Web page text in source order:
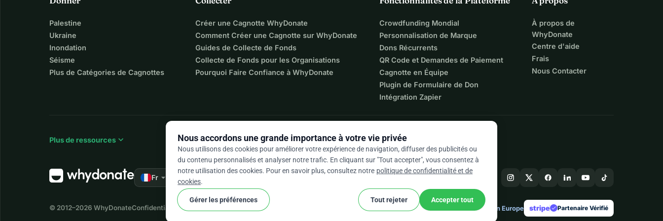
Palestine
Ukraine
Inondation
Séisme
Plus de Catégories de Cagnottes
Créer une Cagnotte WhyDonate
Comment Créer une Cagnotte sur WhyDonate
Guides de Collecte de Fonds
Collecte de Fonds pour les Organisations
Pourquoi Faire Confiance à WhyDonate
Crowdfunding Mondial
Personnalisation de Marque
Dons Récurrents
QR Code et Demandes de Paiement
Cagnotte en Équipe
Plugin de Formulaire de Don
Intégration Zapier
À propos de
WhyDonate
Centre d'aide
Frais
Nous Contacter
Plus de ressources expand_more
Fr arrow_drop_down ★★★★★ 4,9 / 5 sur la base de 500+ avis
© 2012–2026 WhyDonateConfidentialité et cookies Conditions générales Paramètres Des Cookies Conçu en Europe stripe check Partenaire Vérifié
Nous accordons une grande importance à votre vie privée
Nous utilisons des cookies pour améliorer votre expérience de navigation, diffuser des publicités ou
du contenu personnalisés et analyser notre trafic. En cliquant sur "Tout accepter", vous consentez à
notre utilisation des cookies. Pour en savoir plus, consultez notre politique de confidentialité et de
cookies.
Gérer les préférences Tout rejeter Accepter tout